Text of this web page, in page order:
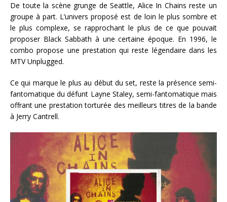
De toute la scène grunge de Seattle, Alice In Chains reste un
groupe à part. L’univers proposé est de loin le plus sombre et
le plus complexe, se rapprochant le plus de ce que pouvait
proposer Black Sabbath à une certaine époque. En 1996, le
combo propose une prestation qui reste légendaire dans les
MTV Unplugged.
Ce qui marque le plus au début du set, reste la présence semi-
fantomatique du défunt Layne Staley, semi-fantomatique mais
offrant une prestation torturée des meilleurs titres de la bande
à Jerry Cantrell.